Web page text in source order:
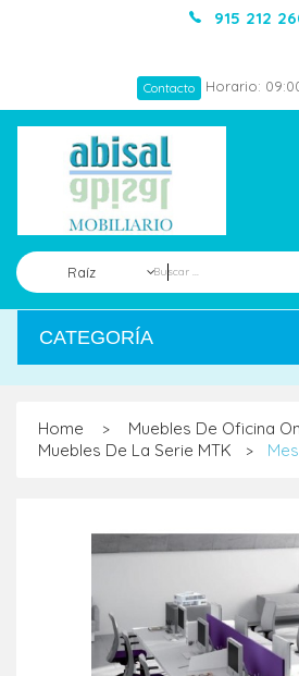
915 212
Contacto Horario:
Raíz
CATEGORÍA
Home > Muebles De Oficina
Muebles De La Serie MTK >